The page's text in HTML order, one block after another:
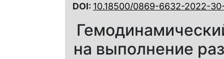
DOI: 10.18500/0869-6632-2022-
на выполнение